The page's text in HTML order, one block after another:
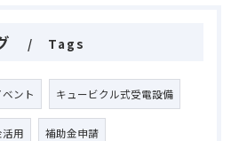
Tags
ント キュービクル式受電設備
用 補助金申請